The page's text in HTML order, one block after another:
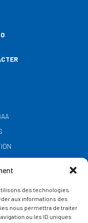
des technologies
aux informations des
nous permettra de traiter
ou les ID uniques